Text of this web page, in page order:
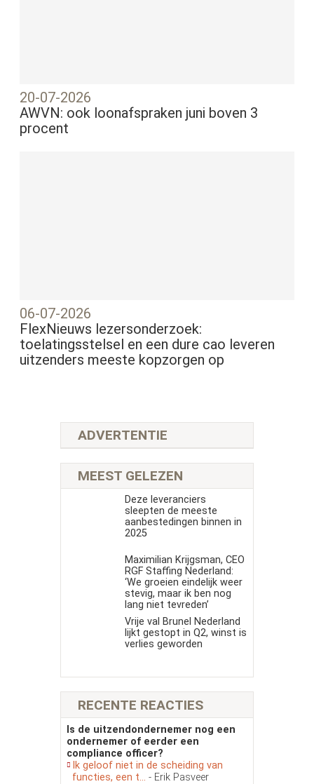
20-07-2026
AWVN: ook loonafspraken juni boven 3
procent
06-07-2026
FlexNieuws lezersonderzoek:
toelatingsstelsel en een dure cao leveren
uitzenders meeste kopzorgen op
ADVERTENTIE
MEEST GELEZEN
Deze leveranciers
sleepten de meeste
aanbestedingen binnen in
2025
Maximilian Krijgsman, CEO
RGF Staffing Nederland:
‘We groeien eindelijk weer
stevig, maar ik ben nog
lang niet tevreden’
Vrije val Brunel Nederland
lijkt gestopt in Q2, winst is
verlies geworden
RECENTE REACTIES
Is de uitzendondernemer nog een
ondernemer of eerder een
compliance officer?
Ik geloof niet in de scheiding van
functies, een t... - Erik Pasveer